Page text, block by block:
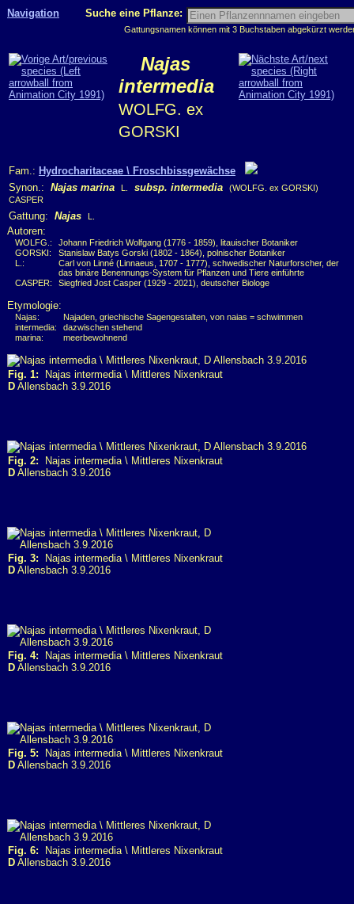
Navigation Suche eine Pflanze:
Gattungsnamen können mit 3 Buchstaben abgekürzt
Najas
intermedia
WOLFG. ex
GORSKI
Fam.: Hydrocharitaceae \ Froschbissgewächse
Synon.: Najas marina L. subsp. intermedia
(WOLFG. ex GORSKI)
CASPER
Gattung: Najas L.
Autoren:
WOLFG.:
Johann Friedrich Wolfgang (1776 - 1859), litauischer Botaniker
GORSKI:
Stanislaw Batys Gorski (1802 - 1864), polnischer Botaniker
L.:
Carl von Linné (Linnaeus, 1707 - 1777), schwedischer Naturforscher, der
das binäre Benennungs-System für Pflanzen und Tiere einführte
CASPER:
Siegfried Jost Casper (1929 - 2021), deutscher Biologe
Etymologie:
Najas:
Najaden, griechische Sagengestalten, von naias = schwimmen
intermedia:
dazwischen stehend
marina:
meerbewohnend
Fig. 1: Najas intermedia \ Mittleres Nixenkraut
D Allensbach 3.9.2016
Fig. 2: Najas intermedia \ Mittleres Nixenkraut
D Allensbach 3.9.2016
Fig. 3: Najas intermedia \ Mittleres Nixenkraut
D Allensbach 3.9.2016
Fig. 4: Najas intermedia \ Mittleres Nixenkraut
D Allensbach 3.9.2016
Fig. 5: Najas intermedia \ Mittleres Nixenkraut
D Allensbach 3.9.2016
Fig. 6: Najas intermedia \ Mittleres Nixenkraut
D Allensbach 3.9.2016